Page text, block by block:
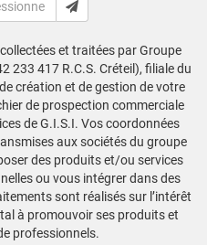
et traitées par Groupe
233 417 R.C.S. Créteil), filiale du
création et de gestion de votre
de prospection commerciale
de G.I.S.I. Vos coordonnées
aux sociétés du groupe
des produits et/ou services
ou vous intégrer dans des
sont réalisés sur l’intérêt
à promouvoir ses produits et
professionnels.